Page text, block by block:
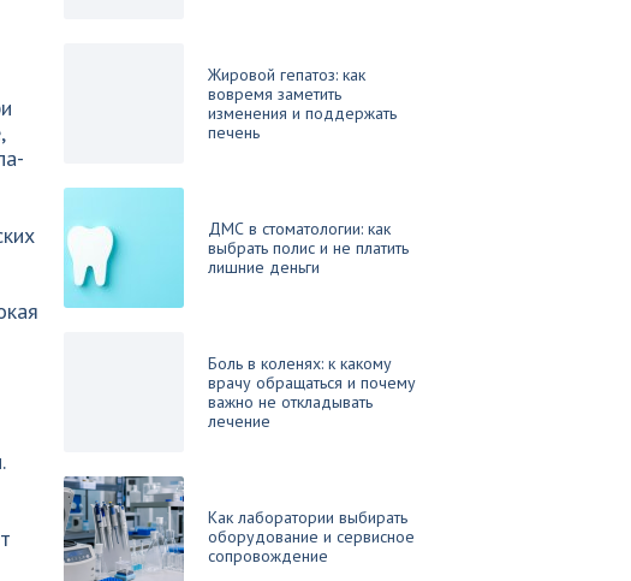
Жировой гепатоз: как
вовремя заметить
изменения и поддержать
печень
ДМС в стоматологии: как
выбрать полис и не платить
лишние деньги
Боль в коленях: к какому
врачу обращаться и почему
важно не откладывать
лечение
Как лаборатории выбирать
оборудование и сервисное
сопровождение